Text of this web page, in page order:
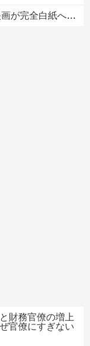
白紙へｗｗｗｗｗ
財務官僚の増上
官僚にすぎない